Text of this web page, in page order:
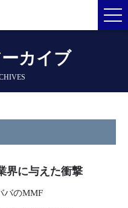
カイブ
界に与えた衝撃
バのMMF